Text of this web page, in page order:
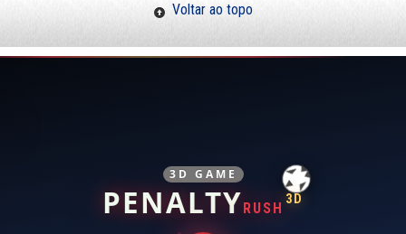
Voltar ao topo
3D GAME
PENALTYRUSH
3D